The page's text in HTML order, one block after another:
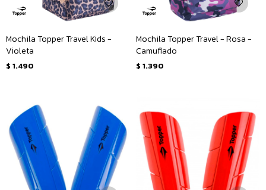
Mochila Topper Travel Kids -
Violeta
$ 1.490
Mochila Topper Travel - Rosa -
Camuflado
$ 1.390